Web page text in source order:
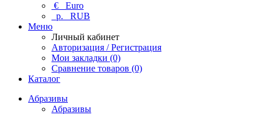
€ Euro
р. RUB
Меню
Личный кабинет
Авторизация / Регистрация
Мои закладки (0)
Сравнение товаров (0)
Каталог
Абразивы
Абразивы